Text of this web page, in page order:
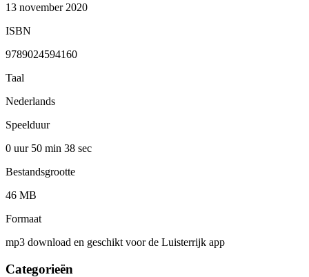
13 november 2020
ISBN
9789024594160
Taal
Nederlands
Speelduur
0 uur 50 min 38 sec
Bestandsgrootte
46 MB
Formaat
mp3 download en geschikt voor de Luisterrijk app
Categorieën